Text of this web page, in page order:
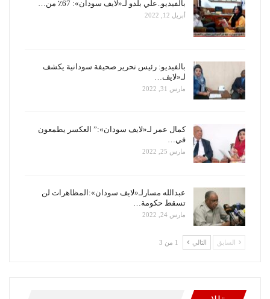
بالفيديو..علي بلدو لـ«لايف سودان»: 67٪ من…
أبريل 12, 2022
بالفيديو: رئيس تحرير صحيفة سودانية يكشف
لـ«لايف…
مارس 31, 2022
كمال عمر لـ«لايف سودان»:” العكسر يطمعون
في…
مارس 25, 2022
عبدالله مسارلـ«لايف سودان»:المظاهرات لن
تسقط حكومة…
مارس 24, 2022
السابق التالي 1 من 3